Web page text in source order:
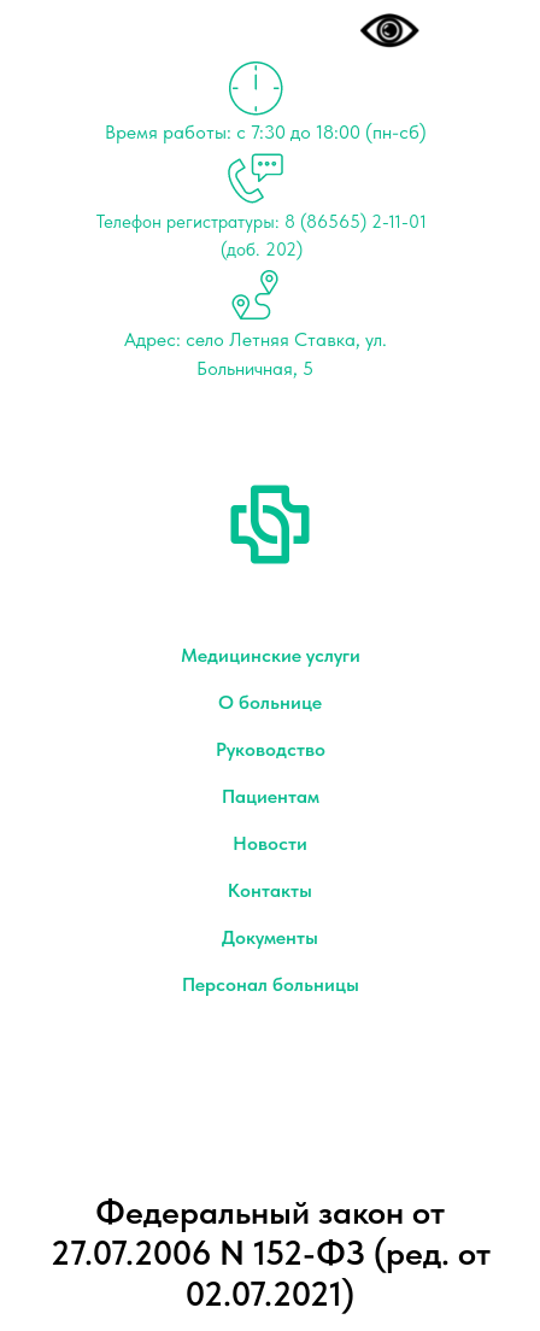
Время работы: с 7:30 до 18:00 (пн-сб)
Телефон регистратуры: 8 (86565) 2-11-01
(доб. 202)
Адрес: cело Летняя Ставка, ул.
Больничная, 5
Медицинские услуги
О больнице
Руководство
Пациентам
Новости
Контакты
Документы
Персонал больницы
Федеральный закон от
27.07.2006 N 152-ФЗ (ред. от
02.07.2021)